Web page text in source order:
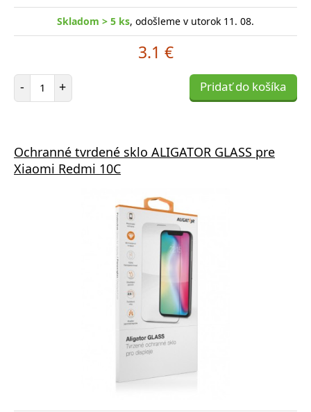
Skladom > 5 ks, odošleme v utorok 11. 08.
3.1 €
- Počet položiek
+ Pridať do košíka
Ochranné tvrdené sklo ALIGATOR GLASS pre
Xiaomi Redmi 10C